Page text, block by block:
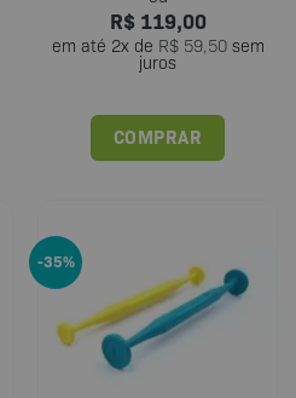
R$119,00
em até 2x de R$59,50sem
juros
COMPRAR
-35%